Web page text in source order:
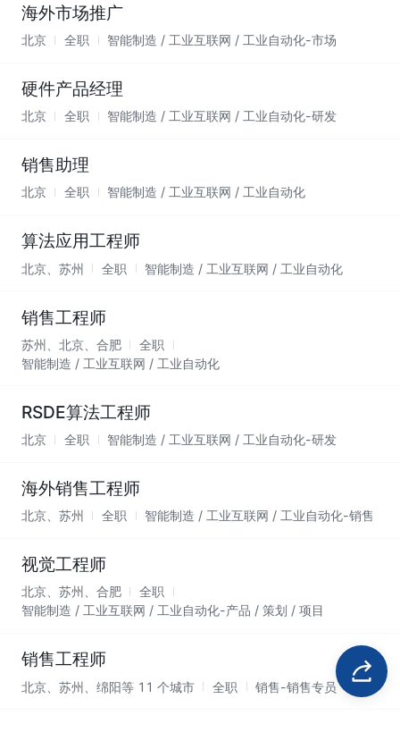
海外市场推广
北京 全职 智能制造 / 工业互联网 / 工业自动化-市场
硬件产品经理
北京 全职 智能制造 / 工业互联网 / 工业自动化-研发
销售助理
北京 全职 智能制造 / 工业互联网 / 工业自动化
算法应用工程师
北京、苏州 全职 智能制造 / 工业互联网 / 工业自动化
销售工程师
苏州、北京、合肥
全职
智能制造 / 工业互联网 / 工业自动化
RSDE算法工程师
北京 全职 智能制造 / 工业互联网 / 工业自动化-研发
海外销售工程师
北京、苏州 全职 智能制造 / 工业互联网 / 工业自动化-销售
视觉工程师
北京、苏州、合肥
全职
智能制造 / 工业互联网 / 工业自动化-产品 / 策划 / 项目
销售工程师
北京、苏州、绵阳等 11 个城市 全职 销售-销售专员